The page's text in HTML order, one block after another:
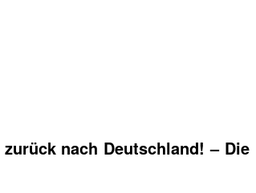
nach Deutschland! – Die